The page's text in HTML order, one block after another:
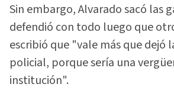
Sin embargo, Alvarado sacó las
defendió con todo luego que
escribió que "vale más que dejó
policial, porque sería una
institución".